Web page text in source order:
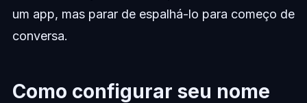
um app, mas parar de espalhá-lo para começo de
conversa.
Como configurar seu nome